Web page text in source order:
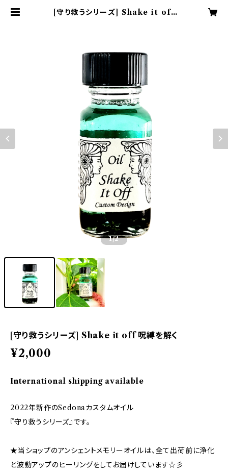
[守り救うシリーズ] Shake it off
1/2
[守り救うシリーズ] Shake it off 呪縛を解く
¥2,000
International shipping available
2022年新作のSedonaカスタムオイル
『守り救うシリーズ』です。
★当ショップのアンシェントメモリーオイルは、全て出荷前に浄化
と波動アップのヒーリングをしてお届けしています☆彡